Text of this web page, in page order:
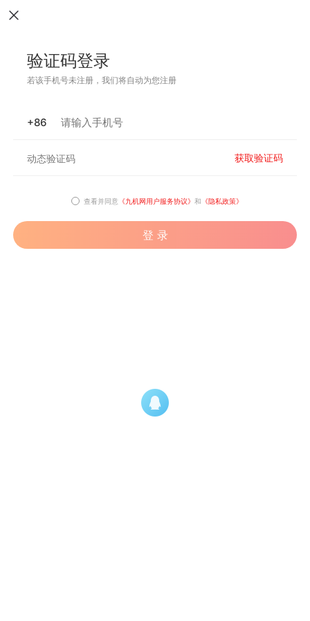
验证码登录
若该手机号未注册，我们将自动为您注册
+86
获取验证码
查看并同意 《九机网用户服务协议》 和 《隐私政策》
登 录